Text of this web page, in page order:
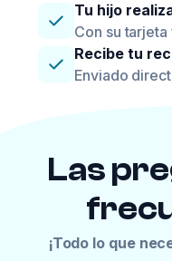
Tu hijo
Con su tarjeta
Recibe tu
Enviado
Las
¡Todo lo que